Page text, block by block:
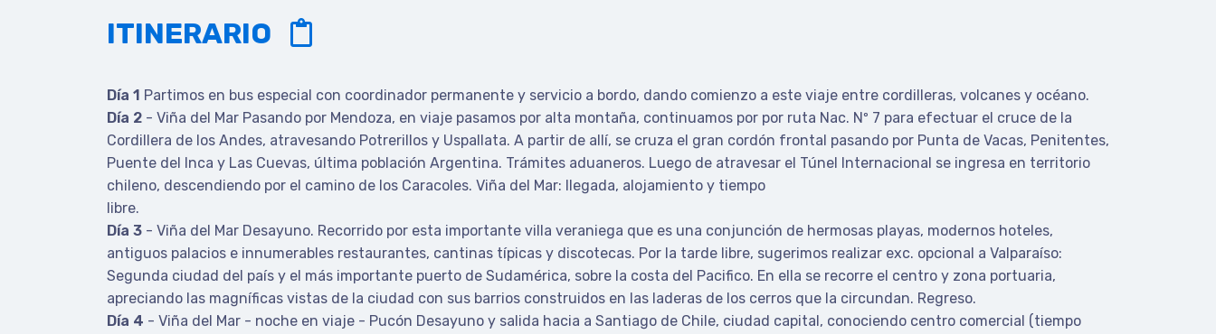
ITINERARIO
Día 1 Partimos en bus especial con coordinador permanente y servicio a bordo, dando comienzo a este viaje entre cordilleras, volcanes y océano.
Día 2 - Viña del Mar Pasando por Mendoza, en viaje pasamos por alta montaña, continuamos por por ruta Nac. Nº 7 para efectuar el cruce de la
Cordillera de los Andes, atravesando Potrerillos y Uspallata. A partir de allí, se cruza el gran cordón frontal pasando por Punta de Vacas, Penitentes,
Puente del Inca y Las Cuevas, última población Argentina. Trámites aduaneros. Luego de atravesar el Túnel Internacional se ingresa en territorio
chileno, descendiendo por el camino de los Caracoles. Viña del Mar: llegada, alojamiento y tiempo
libre.
Día 3 - Viña del Mar Desayuno. Recorrido por esta importante villa veraniega que es una conjunción de hermosas playas, modernos hoteles,
antiguos palacios e innumerables restaurantes, cantinas típicas y discotecas. Por la tarde libre, sugerimos realizar exc. opcional a Valparaíso:
Segunda ciudad del país y el más importante puerto de Sudamérica, sobre la costa del Pacifico. En ella se recorre el centro y zona portuaria,
apreciando las magníficas vistas de la ciudad con sus barrios construidos en las laderas de los cerros que la circundan. Regreso.
Día 4 - Viña del Mar - noche en viaje - Pucón Desayuno y salida hacia a Santiago de Chile, ciudad capital, conociendo centro comercial (tiempo